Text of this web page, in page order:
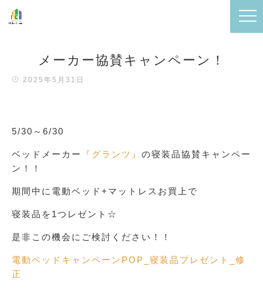
メーカー協賛キャンペーン！
2025年5月31日
5/30～6/30
ベッドメーカー 『グランツ』 の寝装品協賛キャンペー
ン！！
期間中に電動ベッド+マットレスお買上で
寝装品を1つレゼント☆
是非この機会にご検討ください！！
電動ベッドキャンペーンPOP_寝装品プレゼント_修
正